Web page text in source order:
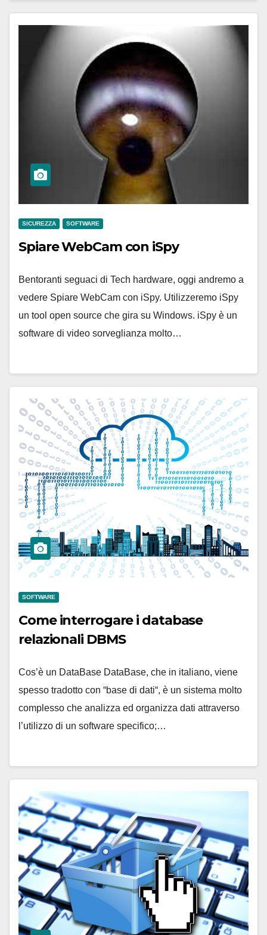
SICUREZZA SOFTWARE
Spiare WebCam con iSpy
Bentoranti seguaci di Tech hardware, oggi andremo a
vedere Spiare WebCam con iSpy. Utilizzeremo iSpy
un tool open source che gira su Windows. iSpy è un
software di video sorveglianza molto…
SOFTWARE
Come interrogare i database
relazionali DBMS
Cos’è un DataBase DataBase, che in italiano, viene
spesso tradotto con “base di dati“, è un sistema molto
complesso che analizza ed organizza dati attraverso
l’utilizzo di un software specifico;…